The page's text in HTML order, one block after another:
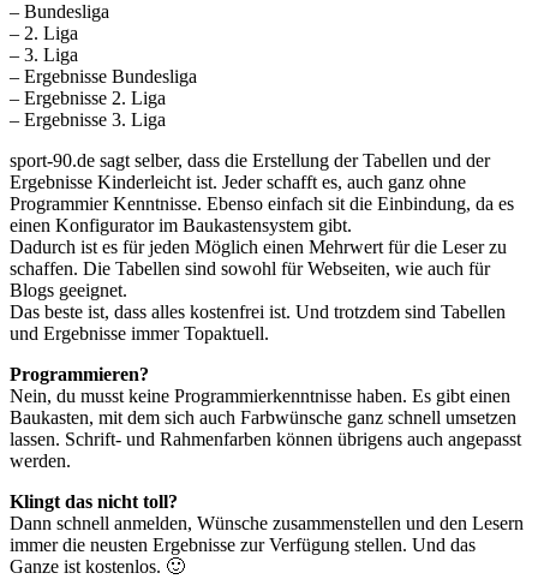
– Bundesliga
– 2. Liga
– 3. Liga
– Ergebnisse Bundesliga
– Ergebnisse 2. Liga
– Ergebnisse 3. Liga
sport-90.de sagt selber, dass die Erstellung der Tabellen und der
Ergebnisse Kinderleicht ist. Jeder schafft es, auch ganz ohne
Programmier Kenntnisse. Ebenso einfach sit die Einbindung, da es
einen Konfigurator im Baukastensystem gibt.
Dadurch ist es für jeden Möglich einen Mehrwert für die Leser zu
schaffen. Die Tabellen sind sowohl für Webseiten, wie auch für
Blogs geeignet.
Das beste ist, dass alles kostenfrei ist. Und trotzdem sind Tabellen
und Ergebnisse immer Topaktuell.
Programmieren?
Nein, du musst keine Programmierkenntnisse haben. Es gibt einen
Baukasten, mit dem sich auch Farbwünsche ganz schnell umsetzen
lassen. Schrift- und Rahmenfarben können übrigens auch angepasst
werden.
Klingt das nicht toll?
Dann schnell anmelden, Wünsche zusammenstellen und den Lesern
immer die neusten Ergebnisse zur Verfügung stellen. Und das
Ganze ist kostenlos. 🙂